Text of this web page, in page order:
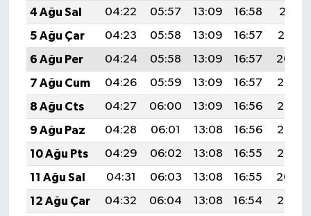
4 Ağu Sal
04:22 05:57 13:09 16:58
20:11
5 Ağu Çar
04:23 05:58 13:09 16:57
20:10
6 Ağu Per
04:24 05:58 13:09 16:57
20:09
7 Ağu Cum
04:26 05:59 13:09 16:57
20:08
8 Ağu Cts
04:27 06:00 13:09 16:56
20:07
9 Ağu Paz
04:28 06:01 13:08 16:56
20:06
10 Ağu Pts
04:29 06:02 13:08 16:55
20:05
11 Ağu Sal
04:31 06:03 13:08 16:55
20:04
12 Ağu Çar
04:32 06:04 13:08 16:54
20:02